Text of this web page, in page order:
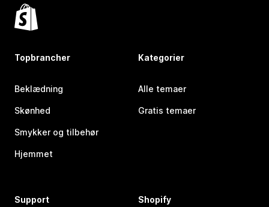
Topbrancher
Beklædning
Skønhed
Smykker og tilbehør
Hjemmet
Kategorier
Alle temaer
Gratis temaer
Support Shopify